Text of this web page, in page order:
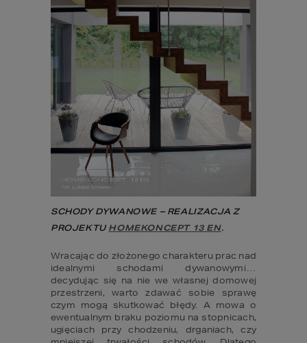
SCHODY DYWANOWE – REALIZACJA Z
PROJEKTU HOMEKONCEPT 13 EN.
Wracając do złożonego charakteru prac nad
idealnymi schodami dywanowymi…
decydując się na nie we własnej domowej
przestrzeni, warto zdawać sobie sprawę
czym mogą skutkować błędy. A mowa o
ewentualnym braku poziomu na stopnicach,
ugięciach przy chodzeniu, drganiach, czy